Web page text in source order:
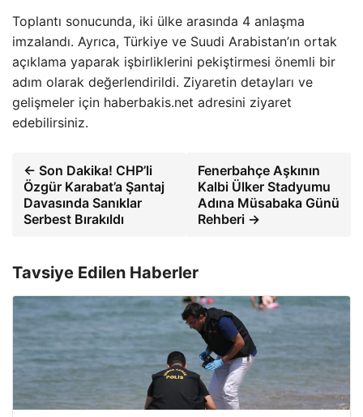
Toplantı sonucunda, iki ülke arasında 4 anlaşma
imzalandı. Ayrıca, Türkiye ve Suudi Arabistan’ın ortak
açıklama yaparak işbirliklerini pekiştirmesi önemli bir
adım olarak değerlendirildi. Ziyaretin detayları ve
gelişmeler için haberbakis.net adresini ziyaret
edebilirsiniz.
← Son Dakika! CHP’li
Özgür Karabat’a Şantaj
Davasında Sanıklar
Serbest Bırakıldı
Fenerbahçe Aşkının
Kalbi Ülker Stadyumu
Adına Müsabaka Günü
Rehberi →
Tavsiye Edilen Haberler